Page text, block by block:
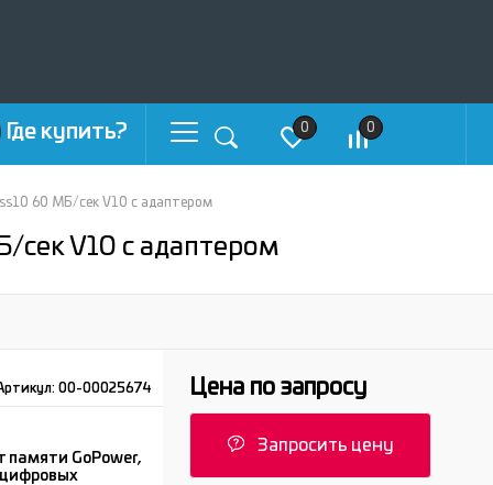
Где купить? 0 0
60 МБ/сек V10 с адаптером
сек V10 с адаптером
00-00025674
памяти GoPower,
Цена по запросу
Запросить цену